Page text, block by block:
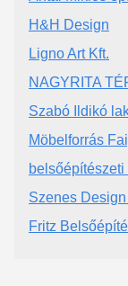
H&H Design
Ligno Art Kft.
NAGYRITA
Szabó Ildikó
Möbelforrás
Szenes
Fritz